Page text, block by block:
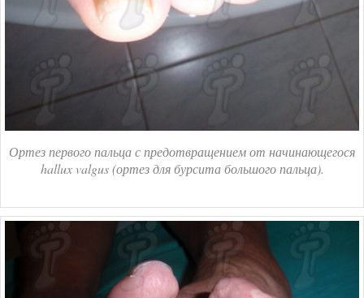
Ортез первого пальца с предотвращением от начинающегося
hallux valgus (ортез для бурсита большого пальца).